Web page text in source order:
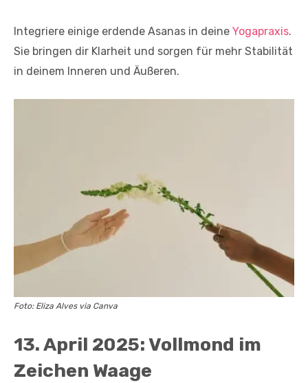
Integriere einige erdende Asanas in deine Yogapraxis.
Sie bringen dir Klarheit und sorgen für mehr Stabilität
in deinem Inneren und Äußeren.
Foto: Eliza Alves via Canva
13. April 2025: Vollmond im
Zeichen Waage